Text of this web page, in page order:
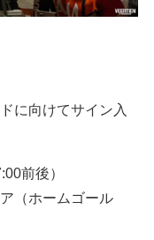
に向けてサイン入
前後）
（ホームゴール